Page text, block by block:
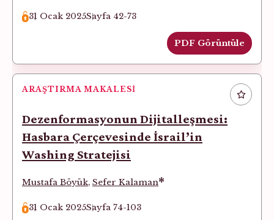
31 Ocak 2025Sayfa 42-73
PDF Görüntüle
ARAŞTIRMA MAKALESI
Dezenformasyonun Dijitalleşmesi:
Hasbara Çerçevesinde İsrail’in
Washing Stratejisi
Mustafa Böyük, Sefer Kalaman*
31 Ocak 2025Sayfa 74-103